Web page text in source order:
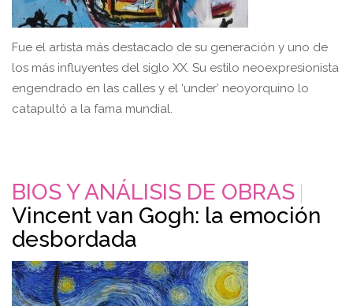
Fue el artista más destacado de su generación y uno de
los más influyentes del siglo XX. Su estilo neoexpresionista
engendrado en las calles y el ‘under’ neoyorquino lo
catapultó a la fama mundial.
BIOS Y ANÁLISIS DE OBRAS
Vincent van Gogh: la emoción
desbordada